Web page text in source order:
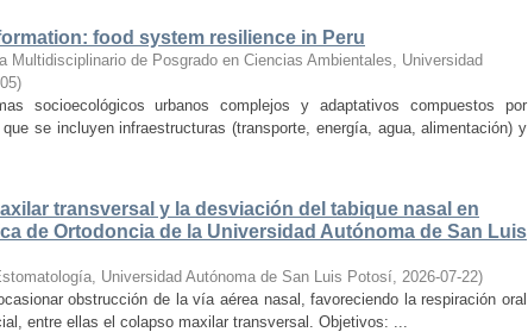
food system resilience in Peru
Multidisciplinario de Posgrado en Ciencias Ambientales, Universidad
)
socioecológicos urbanos complejos y adaptativos compuestos por
se incluyen infraestructuras (transporte, energía, agua, alimentación) y
transversal y la desviación del tabique nasal en
de Ortodoncia de la Universidad Autónoma de San Luis
Universidad Autónoma de San Luis Potosí, 2026-07-22)
obstrucción de la vía aérea nasal, favoreciendo la respiración oral
entre ellas el colapso maxilar transversal. Objetivos: ...